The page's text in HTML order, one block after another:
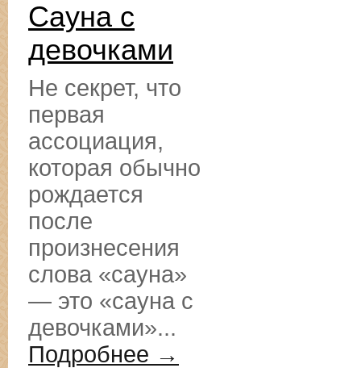
Сауна с
девочками
Не секрет, что
первая
ассоциация,
которая обычно
рождается
после
произнесения
слова «сауна»
— это «сауна с
девочками»...
Подробнее →